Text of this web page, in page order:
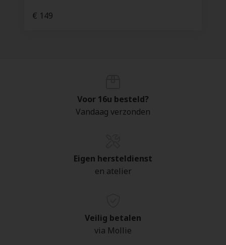
€ 149
Voor 16u besteld?
Vandaag verzonden
Eigen hersteldienst
en atelier
Veilig betalen
via Mollie